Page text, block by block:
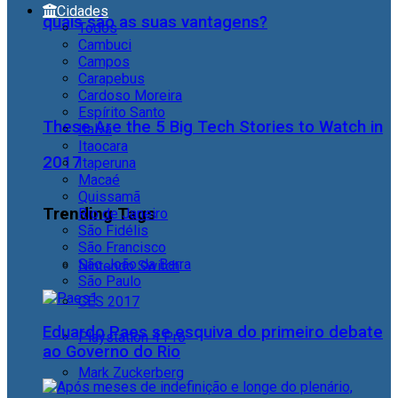
quais são as suas vantagens?
These Are the 5 Big Tech Stories to Watch in
2017
Trending Tags
Nintendo Switch
CES 2017
Playstation 4 Pro
Mark Zuckerberg
Cidades
Todos
Cambuci
Campos
Carapebus
Cardoso Moreira
Espírito Santo
Italva
Itaocara
Itaperuna
Macaé
Quissamã
Rio de Janeiro
São Fidélis
São Francisco
São João da Barra
São Paulo
Eduardo Paes se esquiva do primeiro debate
ao Governo do Rio